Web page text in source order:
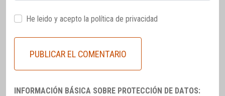
He leido y acepto la política de privacidad
INFORMACIÓN BÁSICA SOBRE PROTECCIÓN DE DATOS: